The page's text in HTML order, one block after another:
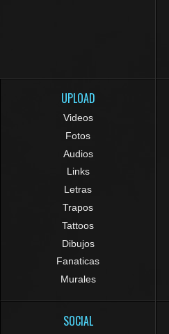
UPLOAD
Videos
Fotos
Audios
Links
Letras
Trapos
Tattoos
Dibujos
Fanaticas
Murales
SOCIAL